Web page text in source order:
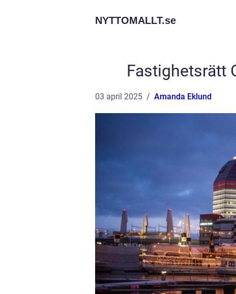
NYTTOMALLT.se
Fastighetsrätt
03 april 2025 Amanda Eklund